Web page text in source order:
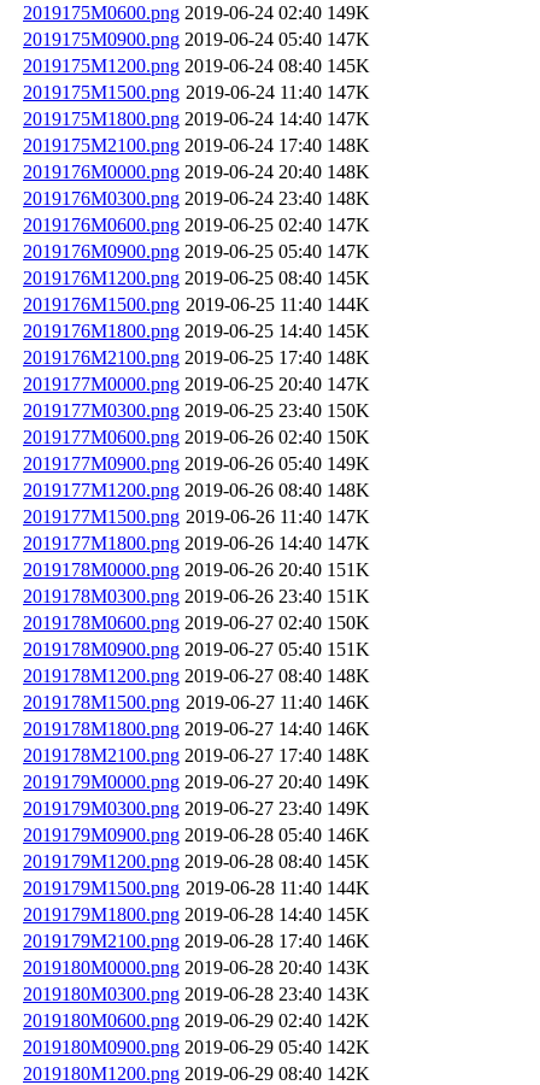
2019175M0600.png 2019-06-24 02:40 149K
2019175M0900.png 2019-06-24 05:40 147K
2019175M1200.png 2019-06-24 08:40 145K
2019175M1500.png 2019-06-24 11:40 147K
2019175M1800.png 2019-06-24 14:40 147K
2019175M2100.png 2019-06-24 17:40 148K
2019176M0000.png 2019-06-24 20:40 148K
2019176M0300.png 2019-06-24 23:40 148K
2019176M0600.png 2019-06-25 02:40 147K
2019176M0900.png 2019-06-25 05:40 147K
2019176M1200.png 2019-06-25 08:40 145K
2019176M1500.png 2019-06-25 11:40 144K
2019176M1800.png 2019-06-25 14:40 145K
2019176M2100.png 2019-06-25 17:40 148K
2019177M0000.png 2019-06-25 20:40 147K
2019177M0300.png 2019-06-25 23:40 150K
2019177M0600.png 2019-06-26 02:40 150K
2019177M0900.png 2019-06-26 05:40 149K
2019177M1200.png 2019-06-26 08:40 148K
2019177M1500.png 2019-06-26 11:40 147K
2019177M1800.png 2019-06-26 14:40 147K
2019178M0000.png 2019-06-26 20:40 151K
2019178M0300.png 2019-06-26 23:40 151K
2019178M0600.png 2019-06-27 02:40 150K
2019178M0900.png 2019-06-27 05:40 151K
2019178M1200.png 2019-06-27 08:40 148K
2019178M1500.png 2019-06-27 11:40 146K
2019178M1800.png 2019-06-27 14:40 146K
2019178M2100.png 2019-06-27 17:40 148K
2019179M0000.png 2019-06-27 20:40 149K
2019179M0300.png 2019-06-27 23:40 149K
2019179M0900.png 2019-06-28 05:40 146K
2019179M1200.png 2019-06-28 08:40 145K
2019179M1500.png 2019-06-28 11:40 144K
2019179M1800.png 2019-06-28 14:40 145K
2019179M2100.png 2019-06-28 17:40 146K
2019180M0000.png 2019-06-28 20:40 143K
2019180M0300.png 2019-06-28 23:40 143K
2019180M0600.png 2019-06-29 02:40 142K
2019180M0900.png 2019-06-29 05:40 142K
2019180M1200.png 2019-06-29 08:40 142K